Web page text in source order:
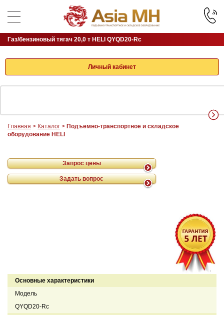
Личный кабинет
Главная > Каталог > Подъемно-транспортное и складское
оборудование HELI
Газ/бензиновый тягач 20,0 т HELI QYQD20-Rc
Запрос цены
Задать вопрос
Основные характеристики
Модель
QYQD20-Rc